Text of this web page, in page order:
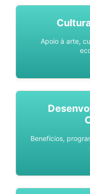
Apoio à arte,
Benefícios,